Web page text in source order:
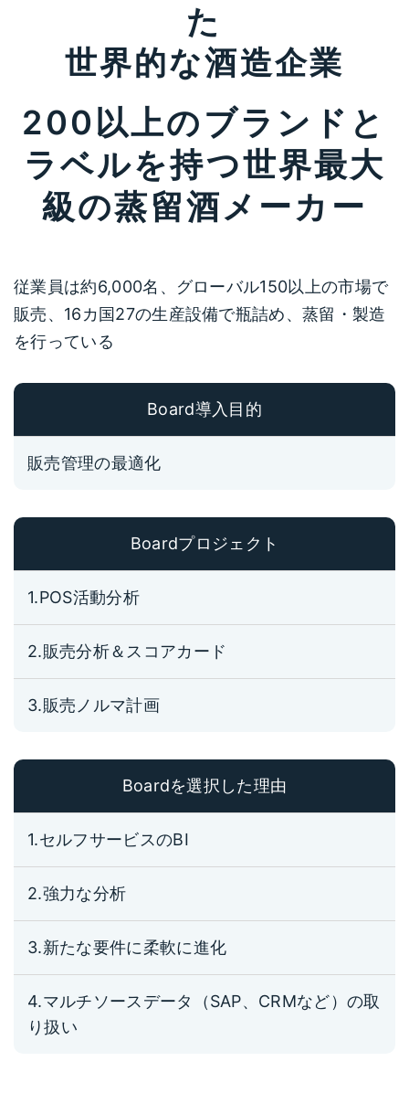
た
世界的な酒造企業
200以上のブランドと
ラベルを持つ世界最大
級の蒸留酒メーカー
従業員は約6,000名、グローバル150以上の市場で
販売、16カ国27の生産設備で瓶詰め、蒸留・製造
を行っている
Board導入目的
販売管理の最適化
Boardプロジェクト
1.POS活動分析
2.販売分析＆スコアカード
3.販売ノルマ計画
Boardを選択した理由
1.セルフサービスのBI
2.強力な分析
3.新たな要件に柔軟に進化
4.マルチソースデータ（SAP、CRMなど）の取
り扱い